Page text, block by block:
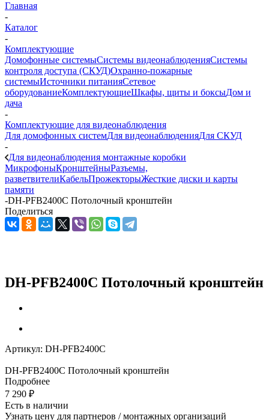
Главная
-
Каталог
-
Комплектующие
Домофонные системыСистемы видеонаблюденияСистемы
контроля доступа (СКУД)Охранно-пожарные
системыИсточники питанияСетевое
оборудованиеКомплектующиеШкафы, щиты и боксыДом и
дача
-
Комплектующие для видеонаблюдения
Для домофонных системДля видеонаблюденияДля СКУД
-
Для видеонаблюдения монтажные коробки
МикрофоныКронштейныРазъемы,
разветвителиКабельПрожекторыЖесткие диски и карты
памяти
-DH-PFB2400C Потолочный кронштейн
Поделиться
DH-PFB2400C Потолочный кронштейн
Артикул: DH-PFB2400C
DH-PFB2400C Потолочный кронштейн
Подробнее
7 290 ₽
Есть в наличии
Узнать цену для партнеров / монтажных организаций